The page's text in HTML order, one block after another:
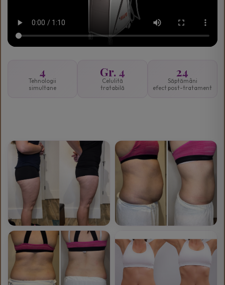
4
Tehnologii
simultane
Gr. 4
Celulită
tratabilă
24
Săptămâni
efect post-tratament